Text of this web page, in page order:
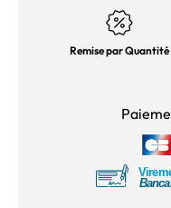
Remise par Quantité